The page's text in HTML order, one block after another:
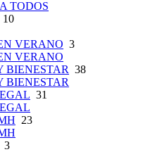
TODOS
10
VERANO 3
VERANO
BIENESTAR 38
BIENESTAR
31
23
3